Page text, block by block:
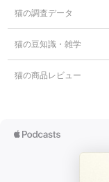
猫の調査データ
猫の豆知識・雑学
猫の商品レビュー